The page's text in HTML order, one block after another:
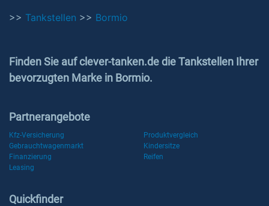
>> Tankstellen >> Bormio
Finden Sie auf clever-tanken.de die Tankstellen Ihrer
bevorzugten Marke in Bormio.
Partnerangebote
Kfz-Versicherung
Produktvergleich
Gebrauchtwagenmarkt
Kindersitze
Finanzierung
Reifen
Leasing
Quickfinder